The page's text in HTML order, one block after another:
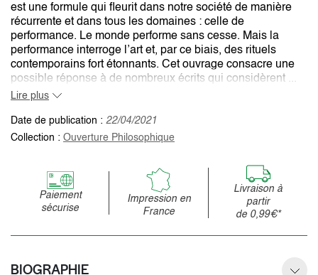
est une formule qui fleurit dans notre société de manière
récurrente et dans tous les domaines : celle de
performance. Le monde performe sans cesse. Mais la
performance interroge l’art et, par ce biais, des rituels
contemporains fort étonnants. Cet ouvrage consacre une
possible réponse à de nombreux écrits qui considèrent ...
Lire plus
Date de publication : 22/04/2021
Collection : Ouverture Philosophique
Paiement
sécurise
Impression en
France
Livraison à
partir
de 0,99€*
BIOGRAPHIE